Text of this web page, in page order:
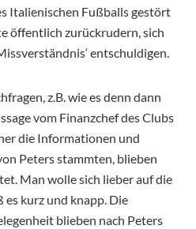
Italienischen Fußballs gestört
öffentlich zurückrudern, sich
entschuldigen.
z.B. wie es denn dann
vom Finanzchef des Clubs
die Informationen und
Peters stammten, blieben
Man wolle sich lieber auf die
kurz und knapp. Die
blieben nach Peters